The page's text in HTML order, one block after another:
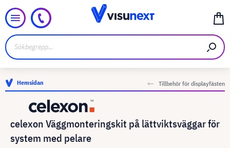
Hemsidan Tillbehör för displayfästen
celexon Väggmonteringskit på lättviktsväggar för
system med pelare